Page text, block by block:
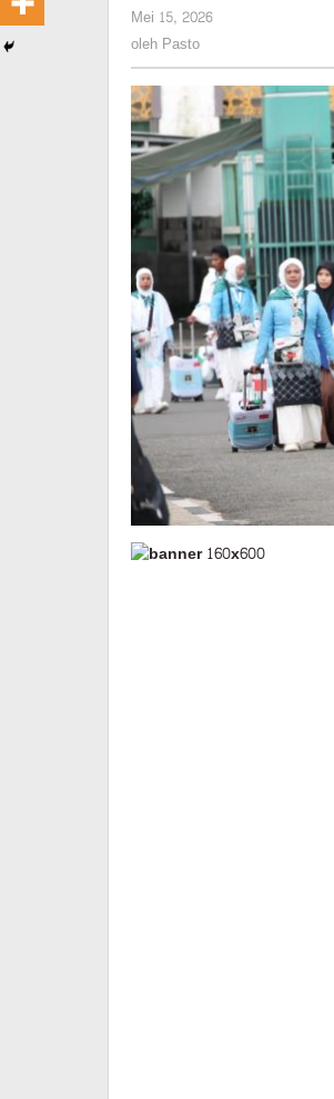
Mei 15, 2026
oleh Pasto